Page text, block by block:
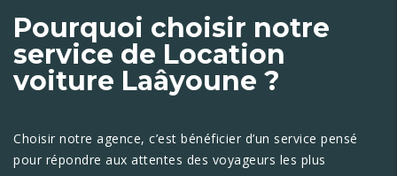
Pourquoi choisir notre
service de Location
voiture Laâyoune ?
Choisir notre agence, c’est bénéficier d’un service pensé
pour répondre aux attentes des voyageurs les plus